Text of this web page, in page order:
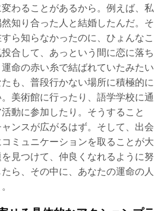
わることがあるから。例えば、私
知り合った人と結婚したんだ。そ
ら知らなかったのに、ひょんなこ
合して、あっという間に恋に落ち
命の赤い糸で結ばれていたみたい
も、普段行かない場所に積極的に
美術館に行ったり、語学学校に通
動に参加したり。そうすること
ンスが広がるはず。そして、出会
ミュニケーションを取ることが大
見つけて、仲良くなれるように努
ら、その中に、あなたの運命の人